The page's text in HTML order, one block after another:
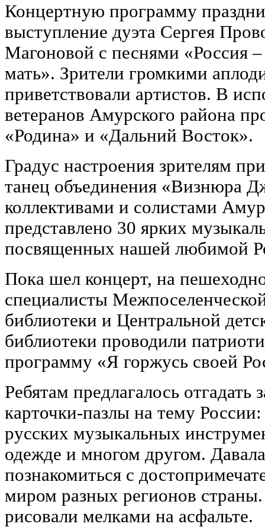
Концертную программу
выступление дуэта Сергея
Магоновой с песнями «Россия
мать». Зрители громкими
приветствовали артистов. В
ветеранов Амурского района
«Родина» и «Дальний Восток».
Градус настроения зрителям
танец объединения «Визнюра
коллективами и солистами
представлено 30 ярких
посвященных нашей любимой
Пока шел концерт, на
специалисты
библиотеки и Центральной
библиотеки проводили
программу «Я горжусь своей
Ребятам предлагалось отгадать
карточки-пазлы на тему
русских музыкальных
одежде и многом другом.
познакомиться с
миром разных регионов
рисовали мелками на асфальте.